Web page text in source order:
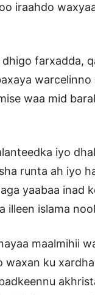
iraahdo
farxadda,
warcelinno
waa mid
iyo
runta ah iyo
yaabaa inad
illeen islama
maalmihii
waxan ku